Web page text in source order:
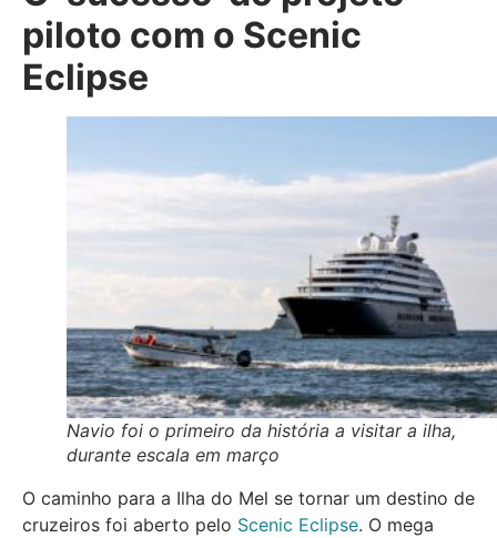
piloto com o Scenic
Eclipse
Navio foi o primeiro da história a visitar a ilha,
durante escala em março
O caminho para a Ilha do Mel se tornar um destino de
cruzeiros foi aberto pelo Scenic Eclipse. O mega